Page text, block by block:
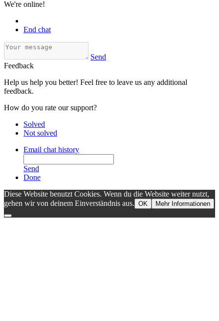
We're online!
End chat
Send
Feedback
Help us help you better! Feel free to leave us any additional
feedback.
How do you rate our support?
Solved
Not solved
Email chat history
Send
Done
Diese Website benutzt Cookies. Wenn du die Website weiter nutzt,
gehen wir von deinem Einverständnis aus. OK Mehr Informationen